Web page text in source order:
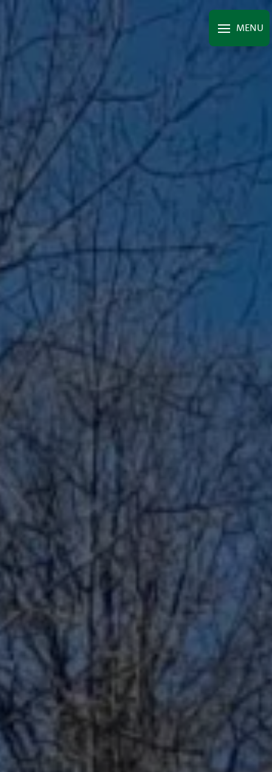
MENU
Panneau de gestion des cookies